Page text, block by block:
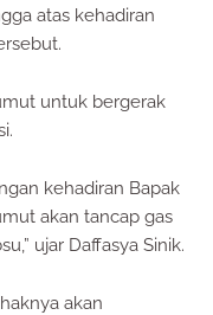
atas kehadiran
untuk bergerak
kehadiran Bapak
akan tancap gas
ujar Daffasya Sinik.
akan